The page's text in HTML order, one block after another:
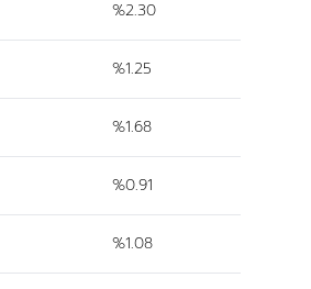
%2.30
%1.25
%1.68
%0.91
%1.08